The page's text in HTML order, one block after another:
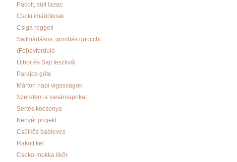
Pácolt, sült lazac
Csoki imádóknak
Csiga reggeli
Sajtmártásos, gombás gnocchi
(Fél)évforduló
Újbor és Sajt fesztivál
Parajos gőte
Márton napi vigasságok
Szeretem a vasárnapokat...
Sertés kocsonya
Kenyér projekt
Csülkös bableves
Rakott kel
Csoko-mokka likőr